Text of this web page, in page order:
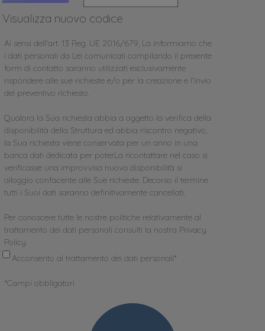
Visualizza nuovo codice
Ai sensi dell'art. 13 Reg. UE 2016/679, La informiamo che
i dati personali da Lei comunicati compilando il presente
form di contatto saranno utilizzati esclusivamente
rispondere alle sue richieste e/o per la creazione e l'invio
del preventivo richiesto.
Qualora la Sua richiesta abbia a oggetto la verifica della
disponibilità della Struttura ed abbia riscontro negativo,
la Sua richiesta viene conservata per un anno in una
banca dati dedicata per poterLa ricontattare nel caso si
verificasse una improvvisa nuova disponibilità si
alloggio confacente alle Sue richieste. Decorso il termine
tutti i Suoi dati saranno definitivamente cancellati.
Per conoscere tutte le nostre politiche relativamente al
trattamento dei dati personali consulti la nostra Privacy
Policy
Acconsento al trattamento dei dati personali*
*Campi obbligatori